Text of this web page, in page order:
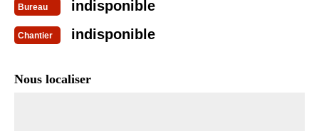
Bureau indisponible
Chantier indisponible
Nous localiser